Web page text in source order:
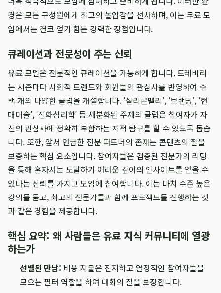
경은 모든 구성원에게 최고의 몰입감을 선사하며, 이는 무료 모
임에서는 결코 얻기 힘든 강력한 장점입니다.
큐레이션과 전문성이 주는 신뢰
유료 모델은 전문적인 큐레이션을 가능하게 합니다. 트레바리
는 시즌마다 사회적 트렌드와 회원들의 관심사를 반영하여 수
백 개의 다양한 클럽을 개설합니다. ‘실리콘밸리’, ‘브랜딩’, ‘현
대미술’, ‘진화심리학’ 등 세분화된 주제의 클럽은 참여자가 자
신의 관심사에 정확히 부합하는 지적 탐구를 할 수 있도록 돕습
니다. 또한, 앞서 언급한 전문 파트너의 존재는 콘텐츠의 질을
보증하는 핵심 요소입니다. 참여자들은 검증된 전문가의 리딩
을 통해 혼자서는 도달하기 어려운 깊이의 인사이트를 얻을 수
있다는 신뢰를 가지고 모임에 참여합니다. 이는 마치 수준 높은
강의를 듣고, 최고의 전문가들과 함께 프로젝트를 진행하는 것
과 같은 경험을 제공합니다.
핵심 요약: 왜 사람들은 유료 지식 커뮤니티에 열광
하는가
선별된 만남: 비용 지불은 진지하고 열정적인 참여자들을
모으는 필터 역할을 하여 대화의 질을 보장합니다.